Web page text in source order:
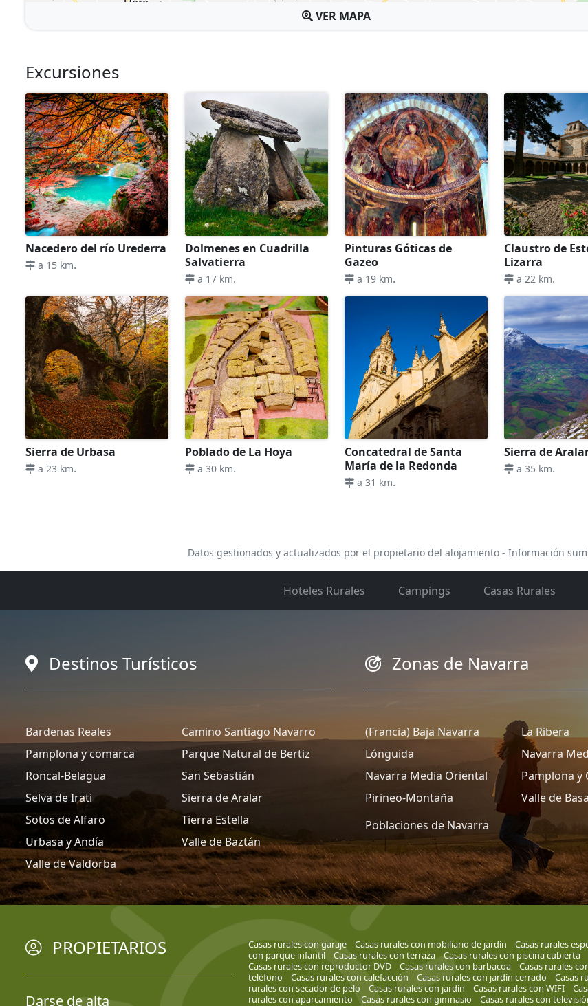
VER MAPA
Excursiones
Nacedero del río Urederra
a 15 km.
Dolmenes en Cuadrilla
Salvatierra
a 17 km.
Pinturas Góticas de
Gazeo
a 19 km.
Claustro de
Lizarra
a 22 km.
Sierra de Urbasa
a 23 km.
Poblado de La Hoya
a 30 km.
Concatedral de Santa
María de la Redonda
a 31 km.
Sierra de
a 35 km.
Datos gestionados y actualizados por el propietario del alojamiento - Información
Hoteles Rurales Campings Casas Rurales
Destinos Turísticos
Bardenas Reales
Camino Santiago Navarro
Pamplona y comarca
Parque Natural de Bertiz
Roncal-Belagua
San Sebastián
Selva de Irati
Sierra de Aralar
Sotos de Alfaro
Tierra Estella
Urbasa y Andía
Valle de Baztán
Valle de Valdorba
Zonas de Navarra
(Francia) Baja Navarra
La Ribera
Lónguida
Navarra
Navarra Media Oriental
Pamplona y
Pirineo-Montaña
Valle de
Poblaciones de Navarra
PROPIETARIOS
Darse de alta
Casas rurales con garaje Casas rurales con mobiliario de jardín Casas rurales
con parque infantil
Casas rurales con terraza Casas rurales con piscina cubierta
Casas rurales con reproductor DVD
Casas rurales con barbacoa Casas rurales
teléfono
Casas rurales con calefacción Casas rurales con jardín cerrado Casas
rurales con secador de pelo
Casas rurales con jardín Casas rurales con WIFI
rurales con aparcamiento
Casas rurales con gimnasio Casas rurales con